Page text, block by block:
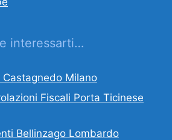
interessarti…
Castagnedo Milano
Fiscali Porta Ticinese
Bellinzago Lombardo